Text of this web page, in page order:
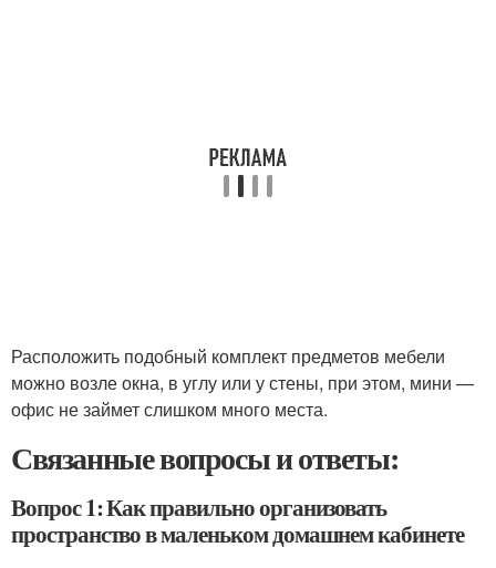
Расположить подобный комплект предметов мебели
можно возле окна, в углу или у стены, при этом, мини —
офис не займет слишком много места.
Связанные вопросы и ответы:
Вопрос 1: Как правильно организовать
пространство в маленьком домашнем кабинете